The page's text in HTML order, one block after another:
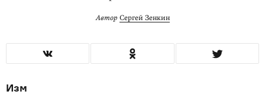
Автор Сергей Зенкин
Изм